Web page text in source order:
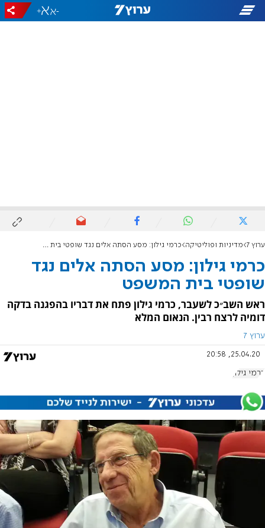
-
+
ערוץ 7 מדיניות ופוליטיקה כרמי גילון: מסע הסתה אלים נגד שופטי בית המשפט
כרמי גילון: מסע הסתה אלים נגד
שופטי בית המשפט
ראש השב״כ לשעבר, כרמי גילון פתח את דבריו בהפגנה בדקה
דומיה לרצח רבין. הנאום המלא
ערוץ 7
25.04.20, 20:58
כרמי גילון